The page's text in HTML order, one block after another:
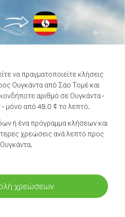
να πραγματοποιείτε κλήσεις
Ουγκάντα από Σάο Τομέ και
αριθμό σε Ουγκάντα -
- μόνο από 49.0 ¢ το λεπτό.
ή ένα πρόγραμμα κλήσεων και
χρεώσεις ανά λεπτό προς
Ουγκάντα.
χρεώσεων